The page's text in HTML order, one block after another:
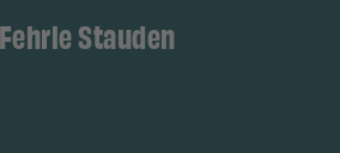
Stauden